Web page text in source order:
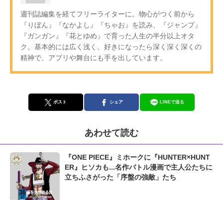
週刊誌編集を経てフリーライターに。物心がつく前から
『りぼん』『なかよし』『ちゃお』を読み、『ジャンプ』
『ガンガン』『花とゆめ』で育った人生の半分以上オタ
ク。基本的には広く浅く、好きになったら深く深く深くの
精神で、アプリや舞台にも手を出しています。
ポスト シェア LINEで送る
あわせて読む
『ONE PIECE』ミホークに『HUNTER×HUNT
ER』ヒソカも...名作バトル漫画で主人公たちに
立ちふさがった「序盤の強敵」たち